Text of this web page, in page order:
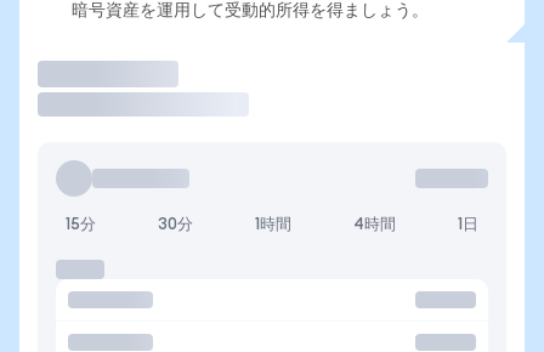
暗号資産を運用して受動的所得を得ましょう。
15分 30分 1時間 4時間 1日